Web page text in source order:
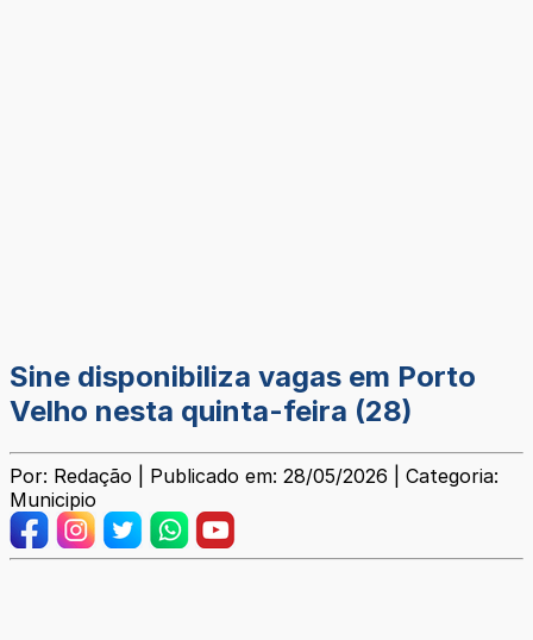
Sine disponibiliza vagas em Porto
Velho nesta quinta-feira (28)
Por: Redação | Publicado em: 28/05/2026 | Categoria:
Municipio